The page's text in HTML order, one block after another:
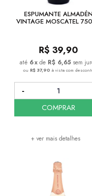
ESPUMANTE
VINTAGE MOSCATEL
R$ 39,90
6x de R$ 6,65 sem
ou R$ 37,90 à vista com
+ ver mais detalhes
COMPRAR